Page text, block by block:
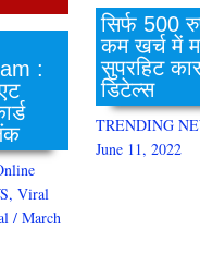
:
, Viral
/ March
सिर्फ 500
कम खर्च में
सुपरहिट
डिटेल्स
TRENDING
June 11, 2022